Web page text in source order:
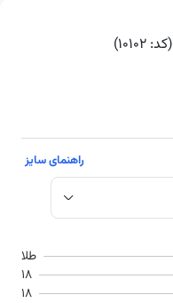
(کد: 10102)
راهنمای سایز
طلا
18
18